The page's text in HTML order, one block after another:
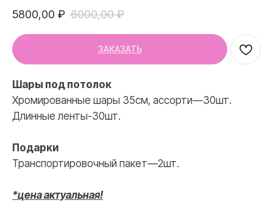
5800,00 ₽ 6000,00 ₽
ЗАКАЗАТЬ
Шары под потолок
Хромированные шары 35см, ассорти—30шт.
Длинные ленты-30шт.
Подарки
Транспортировочный пакет—2шт.
*цена актуальная!